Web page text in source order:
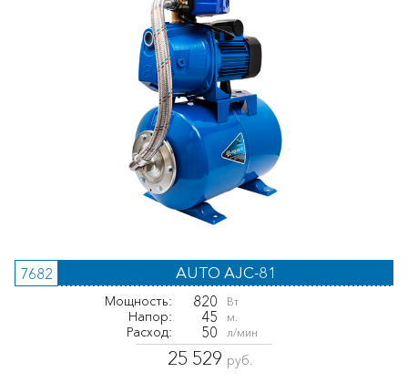
7682 AUTO AJC-81
Мощность: 820 Вт
Напор: 45 м.
Расход: 50 л/мин
25 529 руб.